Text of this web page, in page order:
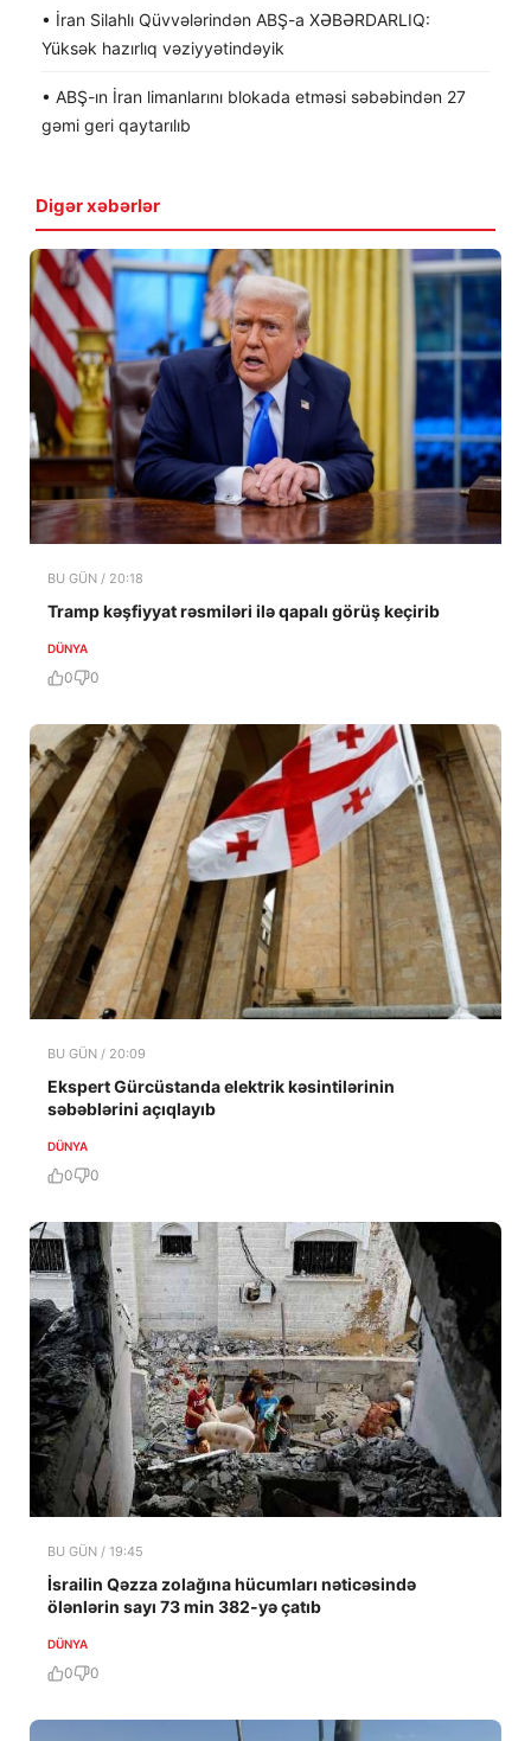
• İran Silahlı Qüvvələrindən ABŞ-a XƏBƏRDARLIQ:
Yüksək hazırlıq vəziyyətindəyik
• ABŞ-ın İran limanlarını blokada etməsi səbəbindən 27
gəmi geri qaytarılıb
Digər xəbərlər
BU GÜN / 20:18
Tramp kəşfiyyat rəsmiləri ilə qapalı görüş keçirib
DÜNYA
0 0
BU GÜN / 20:09
Ekspert Gürcüstanda elektrik kəsintilərinin
səbəblərini açıqlayıb
DÜNYA
0 0
BU GÜN / 19:45
İsrailin Qəzza zolağına hücumları nəticəsində
ölənlərin sayı 73 min 382-yə çatıb
DÜNYA
0 0